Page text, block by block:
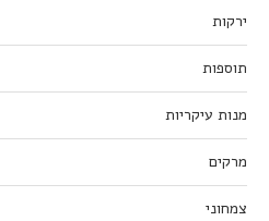
ירקות
תוספות
מנות עיקריות
מרקים
צמחוני